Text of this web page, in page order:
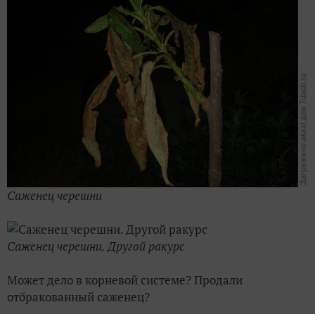
Саженец черешни
Саженец черешни. Другой ракурс
Может дело в корневой системе? Продали
отбракованный саженец?